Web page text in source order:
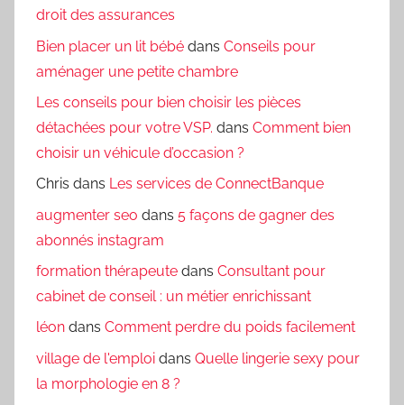
droit des assurances
Bien placer un lit bébé dans Conseils pour
aménager une petite chambre
Les conseils pour bien choisir les pièces
détachées pour votre VSP. dans Comment bien
choisir un véhicule d’occasion ?
Chris dans Les services de ConnectBanque
augmenter seo dans 5 façons de gagner des
abonnés instagram
formation thérapeute dans Consultant pour
cabinet de conseil : un métier enrichissant
léon dans Comment perdre du poids facilement
village de l'emploi dans Quelle lingerie sexy pour
la morphologie en 8 ?